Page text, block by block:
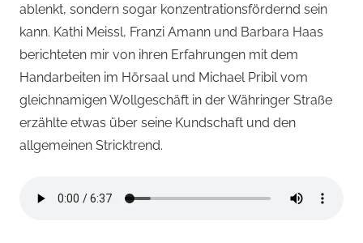
ablenkt, sondern sogar konzentrationsfördernd sein
kann. Kathi Meissl, Franzi Amann und Barbara Haas
berichteten mir von ihren Erfahrungen mit dem
Handarbeiten im Hörsaal und Michael Pribil vom
gleichnamigen Wollgeschäft in der Währinger Straße
erzählte etwas über seine Kundschaft und den
allgemeinen Stricktrend.